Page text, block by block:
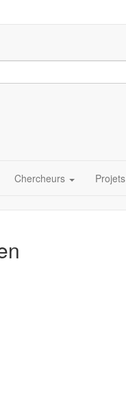
Chercheurs Projets